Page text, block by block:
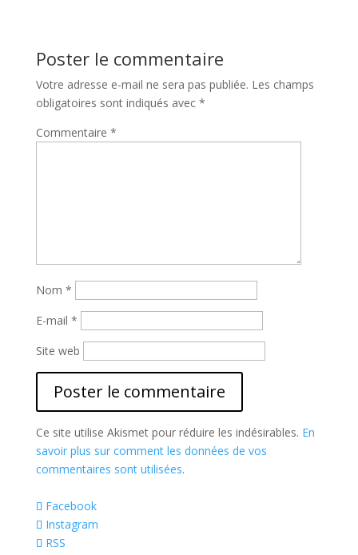
Poster le commentaire
Votre adresse e-mail ne sera pas publiée. Les champs
obligatoires sont indiqués avec *
Commentaire *
Nom *
E-mail *
Site web
Ce site utilise Akismet pour réduire les indésirables. En
savoir plus sur comment les données de vos
commentaires sont utilisées.
Facebook
Instagram
RSS